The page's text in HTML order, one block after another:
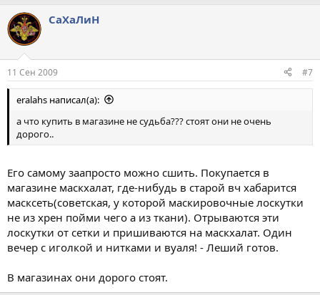
СаХаЛиН
11 Сен 2009 #7
eralahs написал(а):
а что купить в магазине не судьба??? стоят они не очень
дорого..
Его самому заапросто можно сшить. Покупается в
магазине маскхалат, где-нибудь в старой вч хабарится
масксеть(советская, у которой маскировочные лоскутки
не из хрен пойми чего а из ткани). Отрываются эти
лоскутки от сетки и пришиваются на маскхалат. Один
вечер с иголкой и нитками и вуаля! - Леший готов.
В магазинах они дорого стоят.